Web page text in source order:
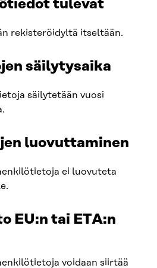
tulevat
rekisteröidyltä itseltään.
säilytysaika
säilytetään vuosi
luovuttaminen
ei luovuteta
EU:n tai ETA:n
voidaan siirtää